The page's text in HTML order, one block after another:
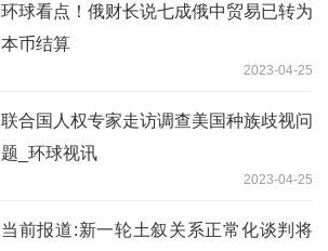
环球看点！俄财长说七成俄中贸易已转为
本币结算
2023-04-25
联合国人权专家走访调查美国种族歧视问
题_环球视讯
2023-04-25
当前报道:新一轮土叙关系正常化谈判将